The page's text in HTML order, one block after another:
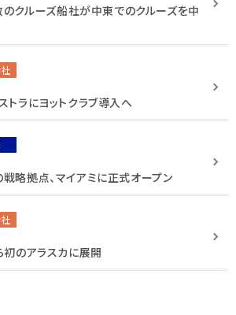
のクルーズ船社が中東でのクルーズを中
トラにヨットクラブ導入へ
略拠点、マイアミに正式オープン
初のアラスカに展開